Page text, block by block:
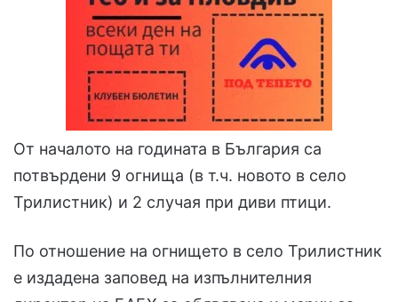
От началото на годината в България са
потвърдени 9 огнища (в т.ч. новото в село
Трилистник) и 2 случая при диви птици.
По отношение на огнището в село Трилистник
е издадена заповед на изпълнителния